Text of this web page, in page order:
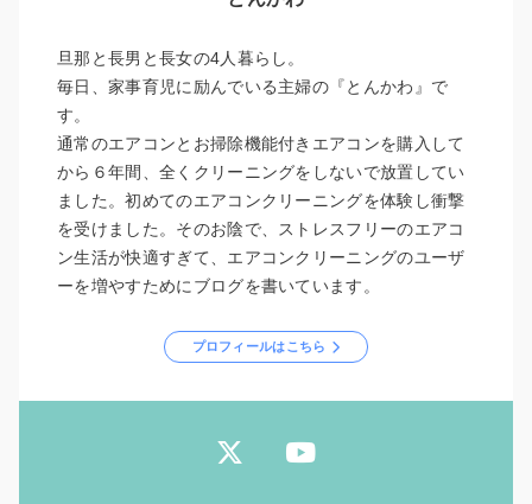
旦那と長男と長女の4人暮らし。
毎日、家事育児に励んでいる主婦の『とんかわ』で
す。
通常のエアコンとお掃除機能付きエアコンを購入して
から６年間、全くクリーニングをしないで放置してい
ました。初めてのエアコンクリーニングを体験し衝撃
を受けました。そのお陰で、ストレスフリーのエアコ
ン生活が快適すぎて、エアコンクリーニングのユーザ
ーを増やすためにブログを書いています。
プロフィールはこちら